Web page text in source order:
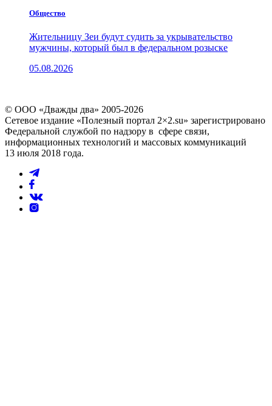
Общество
Жительницу Зеи будут судить за укрывательство
мужчины, который был в федеральном розыске
05.08.2026
© ООО «Дважды два» 2005-2026
Сетевое издание «Полезный портал 2×2.su» зарегистрировано
Федеральной службой по надзору в сфере связи,
информационных технологий и массовых коммуникаций
13 июля 2018 года.